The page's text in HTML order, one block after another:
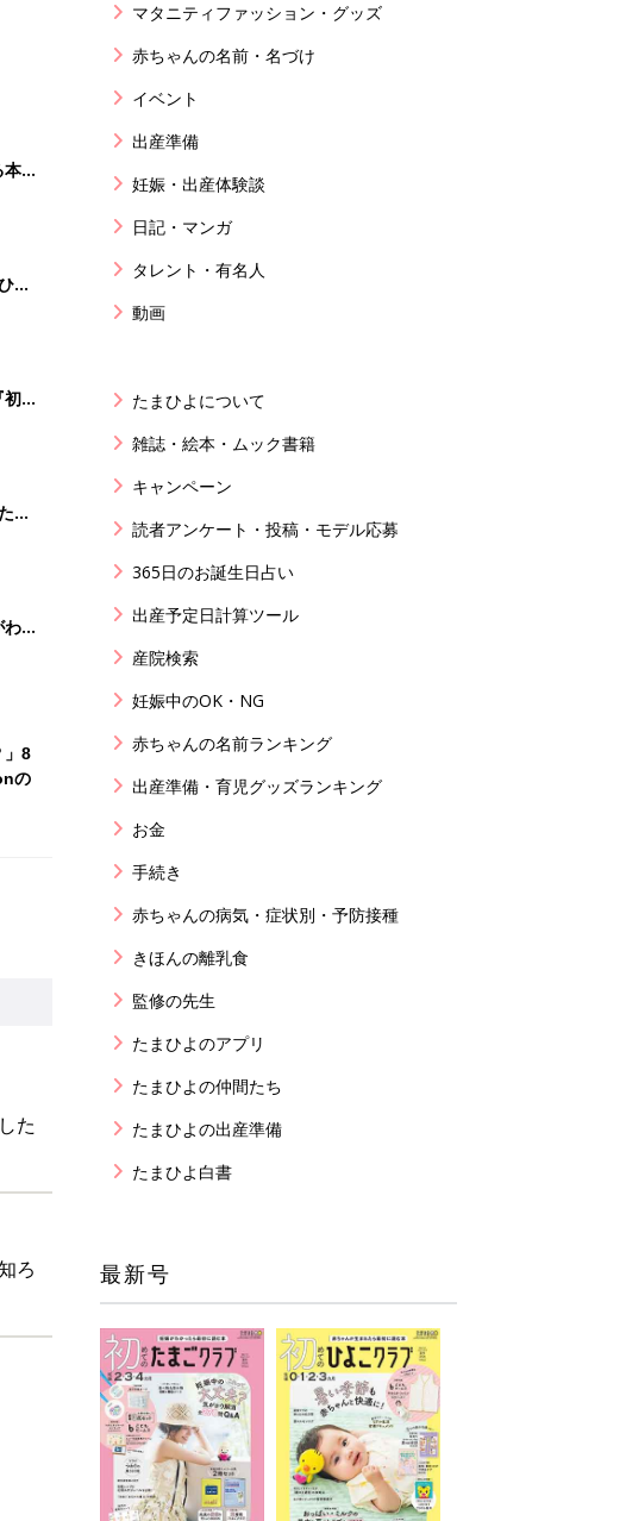
の
ろ
マタニティファッション・グッズ
赤ちゃんの名前・名づけ
イベント
出産準備
妊娠・出産体験談
日記・マンガ
タレント・有名人
動画
たまひよについて
雑誌・絵本・ムック書籍
キャンペーン
読者アンケート・投稿・モデル応募
365日のお誕生日占い
出産予定日計算ツール
産院検索
妊娠中のOK・NG
赤ちゃんの名前ランキング
出産準備・育児グッズランキング
お金
手続き
赤ちゃんの病気・症状別・予防接種
きほんの離乳食
監修の先生
たまひよのアプリ
たまひよの仲間たち
たまひよの出産準備
たまひよ白書
最新号